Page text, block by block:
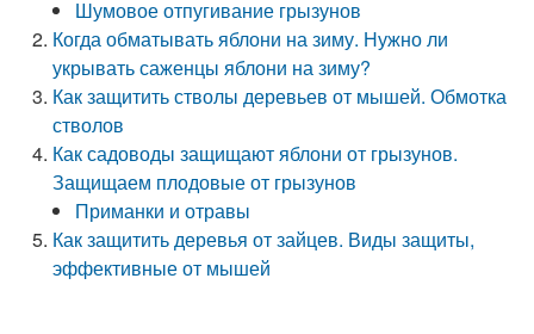
Шумовое отпугивание грызунов
Когда обматывать яблони на зиму. Нужно ли
укрывать саженцы яблони на зиму?
Как защитить стволы деревьев от мышей. Обмотка
стволов
Как садоводы защищают яблони от грызунов.
Защищаем плодовые от грызунов
Приманки и отравы
Как защитить деревья от зайцев. Виды защиты,
эффективные от мышей